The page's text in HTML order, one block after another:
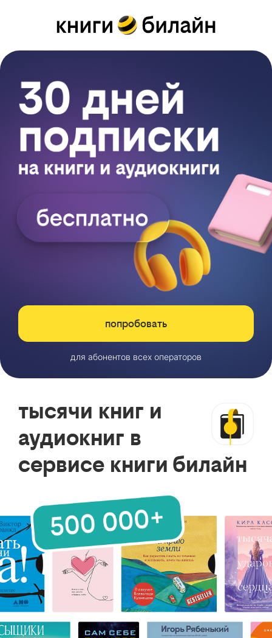
попробовать
для абонентов всех операторов
тысячи книг и
аудиокниг в
сервисе книги билайн